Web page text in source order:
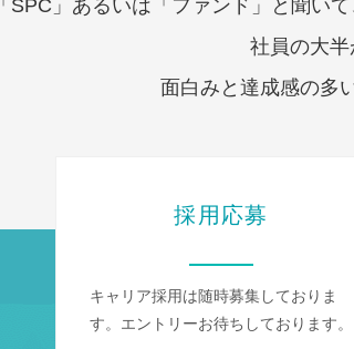
「SPC」あるいは「ファンド」と聞い
社員の大半
面白みと達成感の多
採用応募
キャリア採用は随時募集しておりま
す。エントリーお待ちしております。